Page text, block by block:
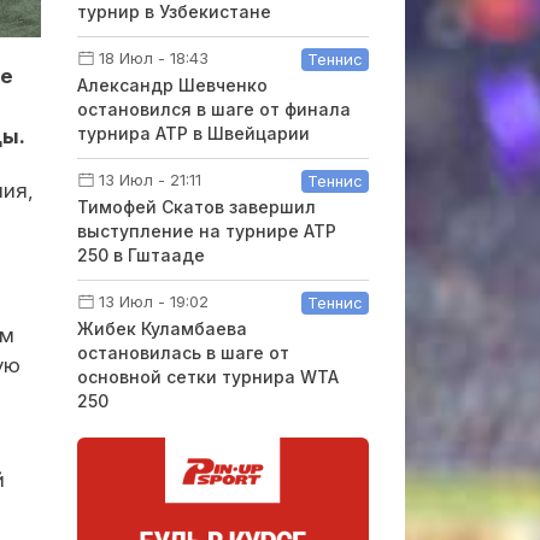
турнир в Узбекистане
18 Июл - 18:43 Теннис
Александр Шевченко
остановился в шаге от финала
турнира ATP в Швейцарии
13 Июл - 21:11 Теннис
Тимофей Скатов завершил
выступление на турнире ATP
250 в Гштааде
13 Июл - 19:02 Теннис
Жибек Куламбаева
остановилась в шаге от
основной сетки турнира WTA
250